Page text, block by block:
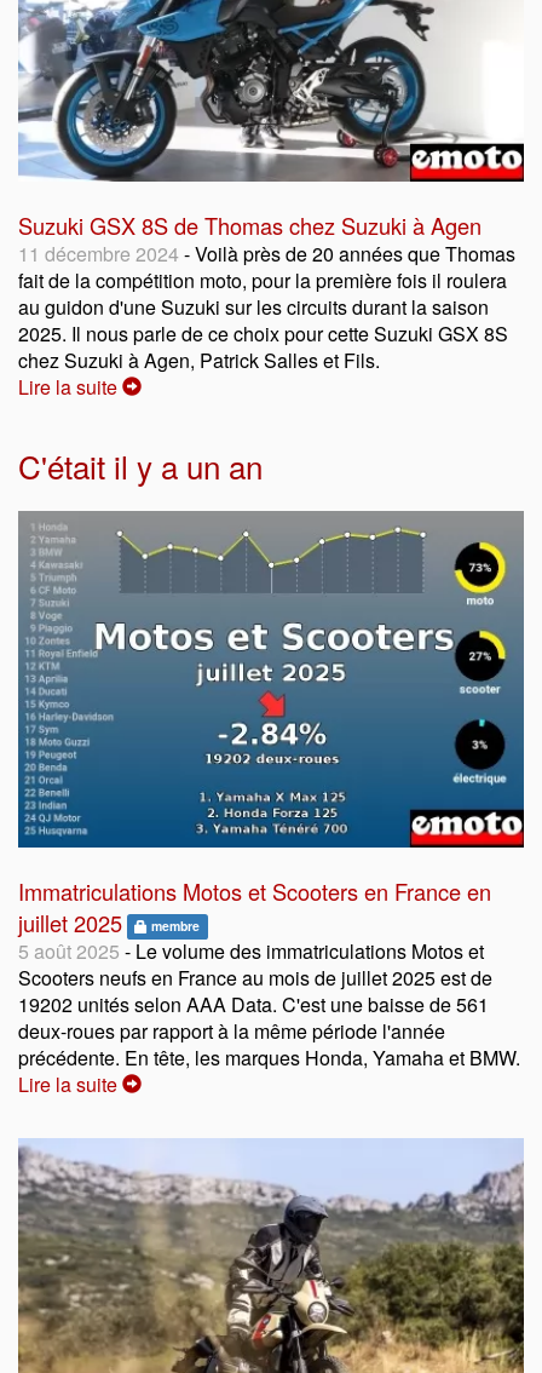
Suzuki GSX 8S de Thomas chez Suzuki à Agen
11 décembre 2024- Voilà près de 20 années que Thomas
fait de la compétition moto, pour la première fois il roulera
au guidon d'une Suzuki sur les circuits durant la saison
2025. Il nous parle de ce choix pour cette Suzuki GSX 8S
chez Suzuki à Agen, Patrick Salles et Fils.
Lire la suite
C'était il y a un an
Immatriculations Motos et Scooters en France en
juillet 2025
membre
5 août 2025 - Le volume des immatriculations Motos et
Scooters neufs en France au mois de juillet 2025 est de
19202 unités selon AAA Data. C'est une baisse de 561
deux-roues par rapport à la même période l'année
précédente. En tête, les marques Honda, Yamaha et BMW.
Lire la suite